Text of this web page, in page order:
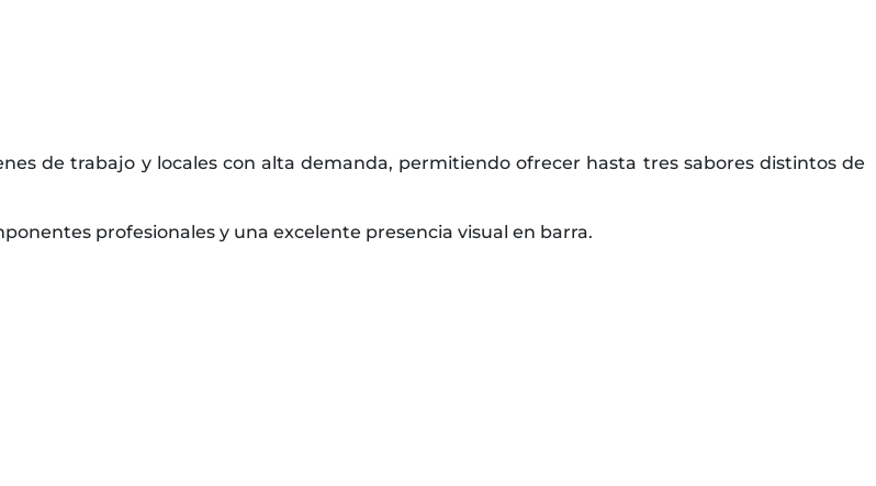
de trabajo y locales con alta demanda, permitiendo ofrecer hasta tres sabores distintos de
profesionales y una excelente presencia visual en barra.